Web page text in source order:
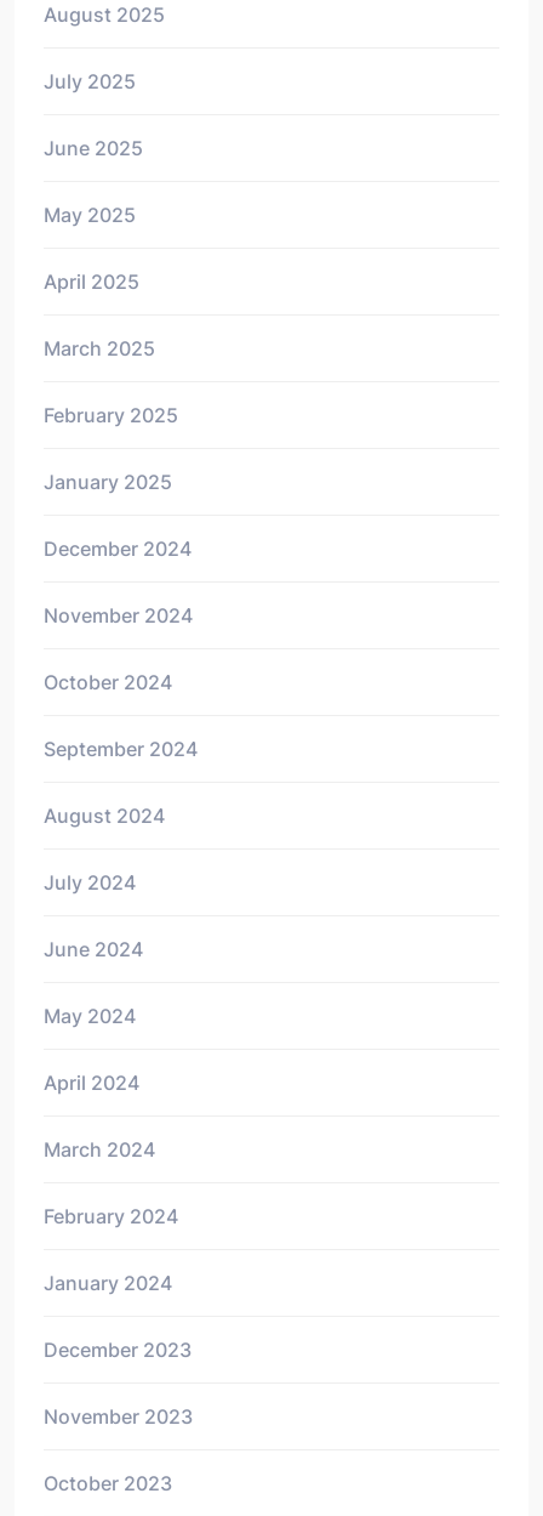
August 2025
July 2025
June 2025
May 2025
April 2025
March 2025
February 2025
January 2025
December 2024
November 2024
October 2024
September 2024
August 2024
July 2024
June 2024
May 2024
April 2024
March 2024
February 2024
January 2024
December 2023
November 2023
October 2023